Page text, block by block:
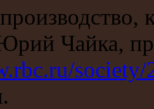
Чайка,
society/